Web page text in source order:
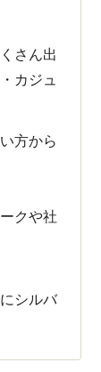
さん出
カジュ
方から
クや社
シルバ